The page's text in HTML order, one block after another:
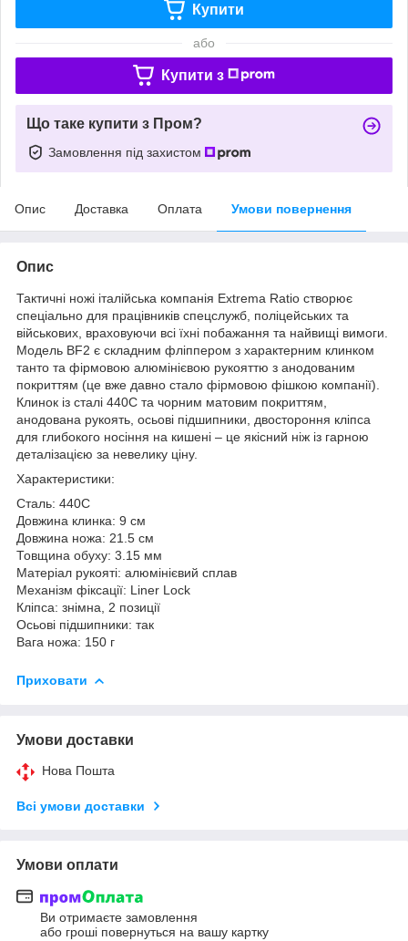
Купити
або
Купити з
Що таке купити з Пром?
Замовлення під захистом
Опис Доставка Оплата Умови повернення
Опис
Тактичні ножі італійська компанія Extrema Ratio створює
спеціально для працівників спецслужб, поліцейських та
військових, враховуючи всі їхні побажання та найвищі вимоги.
Модель BF2 є складним фліппером з характерним клинком
танто та фірмовою алюмінієвою рукояттю з анодованим
покриттям (це вже давно стало фірмовою фішкою компанії).
Клинок із сталі 440C та чорним матовим покриттям,
анодована рукоять, осьові підшипники, двостороння кліпса
для глибокого носіння на кишені – це якісний ніж із гарною
деталізацією за невелику ціну.
Характеристики:
Сталь: 440C
Довжина клинка: 9 см
Довжина ножа: 21.5 см
Товщина обуху: 3.15 мм
Матеріал рукояті: алюмінієвий сплав
Механізм фіксації: Liner Lock
Кліпса: знімна, 2 позиції
Осьові підшипники: так
Вага ножа: 150 г
Приховати
Умови доставки
Нова Пошта
Всі умови доставки
Умови оплати
Ви отримаєте замовлення
або гроші повернуться на вашу картку